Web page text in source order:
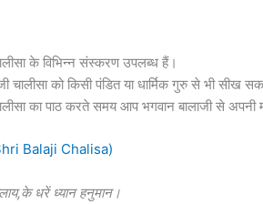
के विभिन्न संस्करण उपलब्ध हैं।
चालीसा को किसी पंडित या धार्मिक गुरु से भी सीख
का पाठ करते समय आप भगवान बालाजी से अपनी
Balaji Chalisa)
धरें ध्यान हनुमान।